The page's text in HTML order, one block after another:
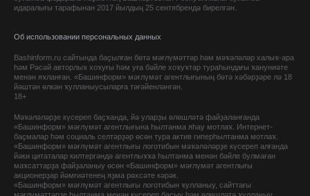
идаралығы тарафынан 2017 йылдың 25 сентябрендә бирелгән.
Об использовании персональных данных
Bashinform.ru сайтында баҫылған бөтә мәғлүмәттәр һәм мәҡәләләр халыҡ-ара
һәм Рәсәй авторлыҡ хоҡуғы һәм уға бәйле хоҡуҡтар тураһындағы ҡануниәте
менән яҡланған. «Башинформ» мәғлүмәт агентлығының бөтә хәбәрҙәре лә 18
йәштән өлкән ҡулланыусыларға тәғәйенләнгән.
18+
Мәҡәләләрҙе күсереп баҫҡанда, йә уларҙы өлөшләтә файҙаланғанда
«Башинформ» мәғлүмәт агентлығына һылтанма яһау мотлаҡ. Интернет-
баҫмалар һәм социаль селтәрҙәр өсөн тура актив гиперһылтанма мотлаҡ.
«Башинформ» мәғлүмәт агентлығы логотибын мәҡәләләрҙе күсереп алғанда
йәки цитаталар килтергәндә агентлыҡҡа һылтанма менән бәйле булмаған
маҡсаттарҙа файҙаланыу өсөн «Башинформ» мәғлүмәт агентлығы
акционерҙар йәмғиәтенең яҙма рөхсәте кәрәк.
«Башинформ» мәғлүмәт агентлығы логотибын ҡулланыу, сайттағы